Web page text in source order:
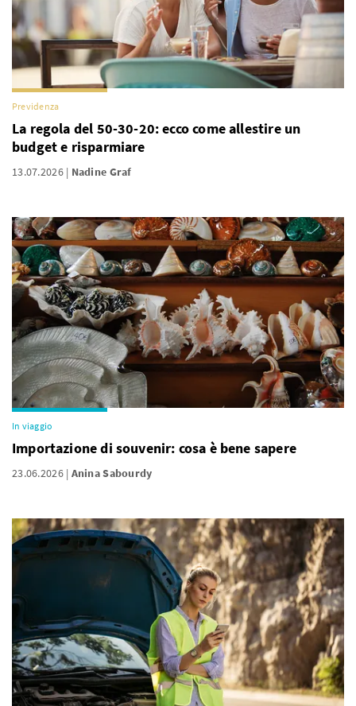
Previdenza
La regola del 50-30-20: ecco come allestire un
budget e risparmiare
13.07.2026 Nadine Graf
In viaggio
Importazione di souvenir: cosa è bene sapere
23.06.2026 Anina Sabourdy